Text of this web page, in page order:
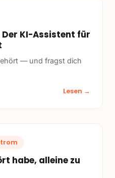
KI-Assistent für
— und fragst dich
Lesen →
habe, alleine zu